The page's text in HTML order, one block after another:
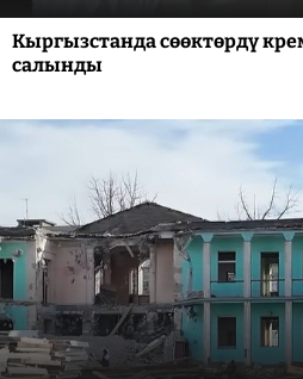
Кыргызстанда сөөктөрдү
салынды